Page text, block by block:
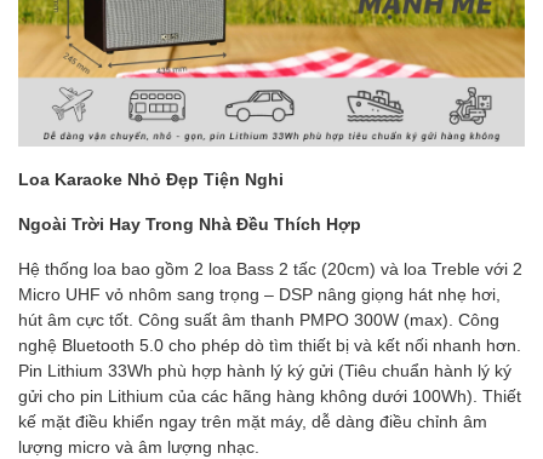
Loa Karaoke Nhỏ Đẹp Tiện Nghi
Ngoài Trời Hay Trong Nhà Đều Thích Hợp
Hệ thống loa bao gồm 2 loa Bass 2 tấc (20cm) và loa Treble với 2
Micro UHF vỏ nhôm sang trọng – DSP nâng giọng hát nhẹ hơi,
hút âm cực tốt. Công suất âm thanh PMPO 300W (max). Công
nghệ Bluetooth 5.0 cho phép dò tìm thiết bị và kết nối nhanh hơn.
Pin Lithium 33Wh phù hợp hành lý ký gửi (Tiêu chuẩn hành lý ký
gửi cho pin Lithium của các hãng hàng không dưới 100Wh). Thiết
kế mặt điều khiển ngay trên mặt máy, dễ dàng điều chỉnh âm
lượng micro và âm lượng nhạc.